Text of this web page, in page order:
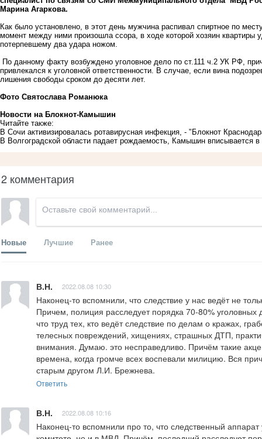
Марина Агаркова.
Как было установлено, в этот день мужчина распивал спиртное по
момент между ними произошла ссора, в ходе которой хозяин квартиры
потерпевшему два удара ножом.
По данному факту возбуждено уголовное дело по ст.111 ч.2 УК РФ,
привлекался к уголовной ответственности. В случае, если вина
лишения свободы сроком до десяти лет.
Фото Святослава Романюка
Новости на Блoкнoт-Камышин
Читайте также:
В Сочи активизировалась ротавирусная инфекция, - "Блокнот
В Волгоградской области падает рождаемость, Камышин вписывается в
2 комментария
Новые Лучшие Ранее
В.Н. 2022.08.08 10:30
Наконец-то вспомнили, что следствие у нас ведёт не
Причем, полиция расследует порядка 70-80%
что труд тех, кто ведёт следствие по делам о кражах,
телесных повреждений, хищениях, страшных ДТП,
внимания. Думаю. это несправедливо. Причём такие
времена, когда громче всех воспевали милицию. Вся
старым другом Л.И. Брежнева.
Ответить
В.Н. 2022.08.08 10:16
Наконец-то вспомнили про то, что следственный